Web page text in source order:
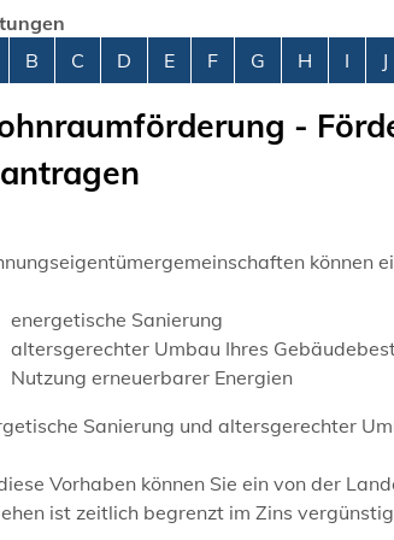
Register überspringen
B C D E F G H I J
-
können
energetische Sanierung
altersgerechter Umbau Ihres
Nutzung erneuerbarer Energien
Sanierung und altersgerechter
Vorhaben können Sie ein von der
ist zeitlich begrenzt im Zins